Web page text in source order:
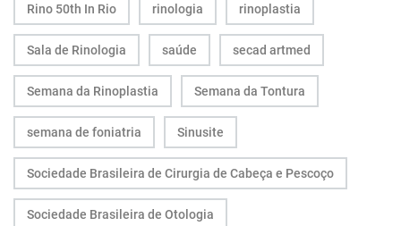
Rino 50th In Rio rinologia rinoplastia
Sala de Rinologia saúde secad artmed
Semana da Rinoplastia Semana da Tontura
semana de foniatria Sinusite
Sociedade Brasileira de Cirurgia de Cabeça e Pescoço
Sociedade Brasileira de Otologia